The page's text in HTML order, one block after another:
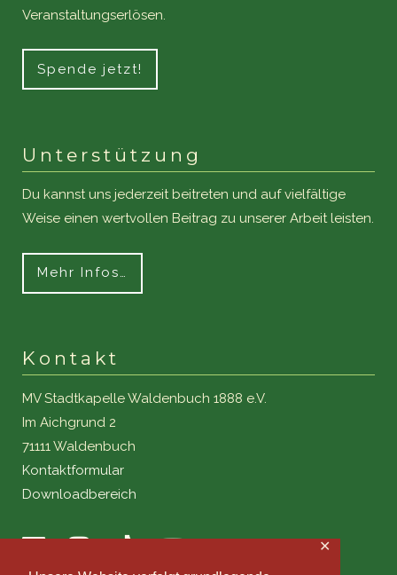
✕
Veranstaltungserlösen.
Spende jetzt!
Unterstützung
Du kannst uns jederzeit beitreten und auf vielfältige
Weise einen wertvollen Beitrag zu unserer Arbeit leisten.
Mehr Infos…
Kontakt
MV Stadtkapelle Waldenbuch 1888 e.V.
Im Aichgrund 2
71111 Waldenbuch
Kontaktformular
Downloadbereich